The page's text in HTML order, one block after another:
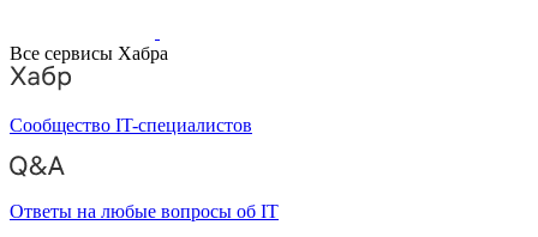
Все сервисы Хабра
Сообщество IT-специалистов
Ответы на любые вопросы об IT